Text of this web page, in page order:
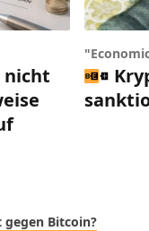
nicht
gegen Bitcoin?